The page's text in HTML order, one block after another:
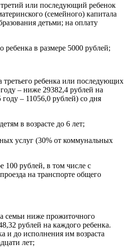
или последующий ребенок
(семейного) капитала
детьми; на оплату
в размере 5000 рублей;
третьего ребенка или последующих
– ниже 29382,4 рублей на
– 11056,0 рублей) со дня
в возрасте до 6 лет;
услуг (30% от коммунальных
100 рублей, в том числе с
на транспорте общего
семьи ниже прожиточного
рублей на каждого ребенка.
и до исполнения им возраста
лет;